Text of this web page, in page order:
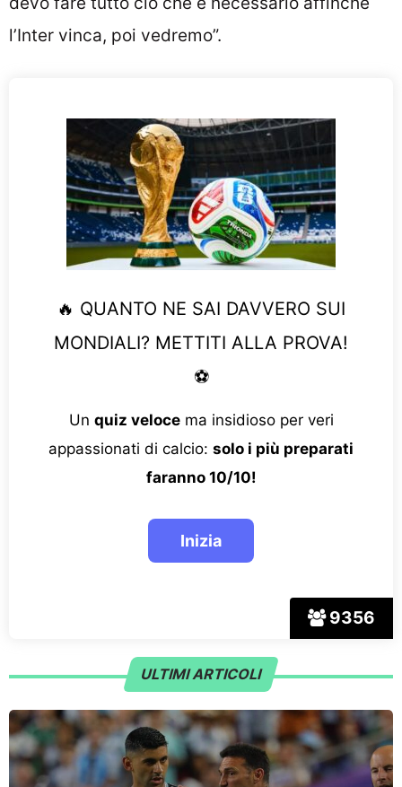
l’Inter vinca, poi vedremo”.
9356
🔥 QUANTO NE SAI DAVVERO SUI
MONDIALI? METTITI ALLA PROVA!
⚽
Un quiz velocema insidioso per veri
appassionati di calcio: solo i più preparati
faranno 10/10!
ULTIMI ARTICOLI